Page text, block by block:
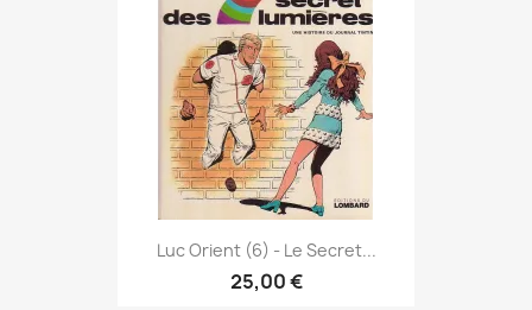
Luc Orient (6) - Le Secret...
25,00 €